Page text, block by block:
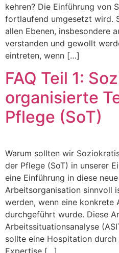
kehren? Die Einführung von
fortlaufend umgesetzt wird.
allen Ebenen, insbesondere
verstanden und gewollt
eintreten, wenn […]
FAQ Teil 1:
organisierte
Pflege (SoT)
Warum sollten wir
der Pflege (SoT) in unserer
eine Einführung in diese
Arbeitsorganisation sinnvoll
werden, wenn eine konkrete
durchgeführt wurde. Diese
Arbeitssituationsanalyse
sollte eine Hospitation